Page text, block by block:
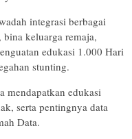
integrasi berbagai
keluarga remaja,
edukasi 1.000 Hari
stunting.
edukasi
serta pentingnya data
Data.